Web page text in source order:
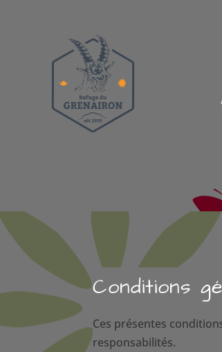
Conditions
Ces présentes
responsabilités.